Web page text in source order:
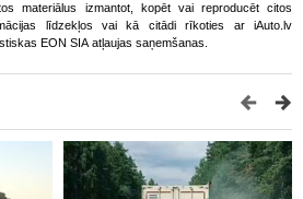
materiālus izmantot, kopēt vai reproducēt citos
līdzekļos vai kā citādi rīkoties ar iAuto.lv
EON SIA atļaujas saņemšanas.